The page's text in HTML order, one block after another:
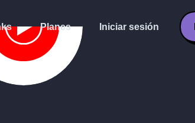
Planes Iniciar sesión